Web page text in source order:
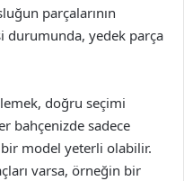
parçalarının
durumunda, yedek parça
doğru seçimi
bahçenizde sadece
bir model yeterli olabilir.
varsa, örneğin bir